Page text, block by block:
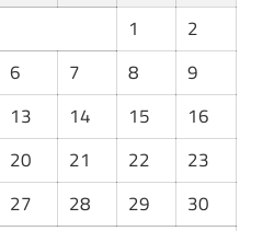
1
2
6 7 8
9
13 14 15
16
20 21 22
23
27 28 29
30